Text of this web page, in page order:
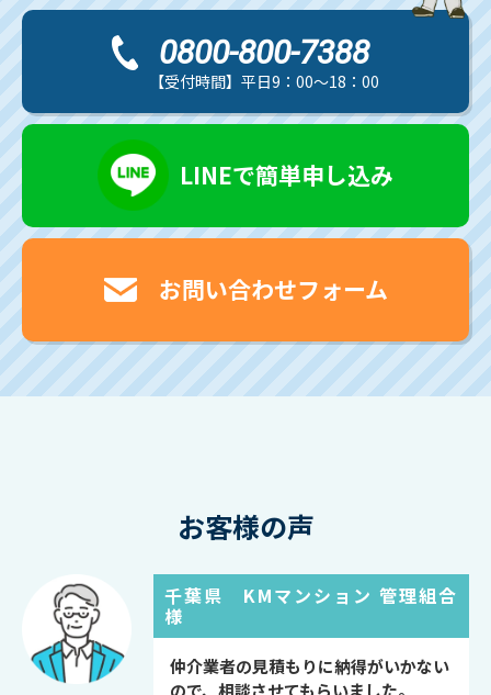
0800-800-7388
【受付時間】平日9：00～18：00
LINEで簡単申し込み
お問い合わせフォーム
お客様の声
千葉県 KMマンション 管理組合
様
仲介業者の見積もりに納得がいかない
ので、相談させてもらいました。